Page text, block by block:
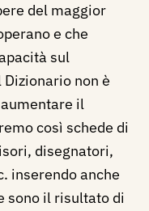
del maggior
e che
sul
non è
il
così schede di
disegnatori,
inserendo anche
sono il risultato di